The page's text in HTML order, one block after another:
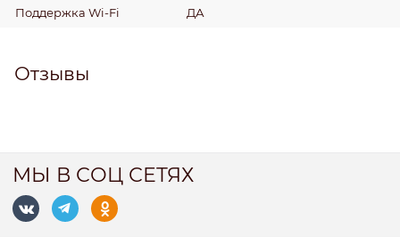
Поддержка Wi-Fi ДА
Отзывы
МЫ В СОЦ СЕТЯХ